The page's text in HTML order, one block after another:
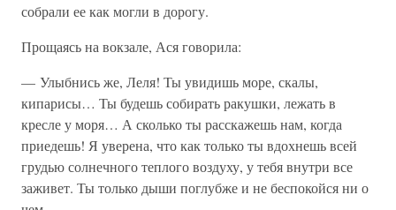
собрали ее как могли в дорогу.
Прощаясь на вокзале, Ася говорила:
— Улыбнись же, Леля! Ты увидишь море, скалы,
кипарисы… Ты будешь собирать ракушки, лежать в
кресле у моря… А сколько ты расскажешь нам, когда
приедешь! Я уверена, что как только ты вдохнешь всей
грудью солнечного теплого воздуху, у тебя внутри все
заживет. Ты только дыши поглубже и не беспокойся ни о